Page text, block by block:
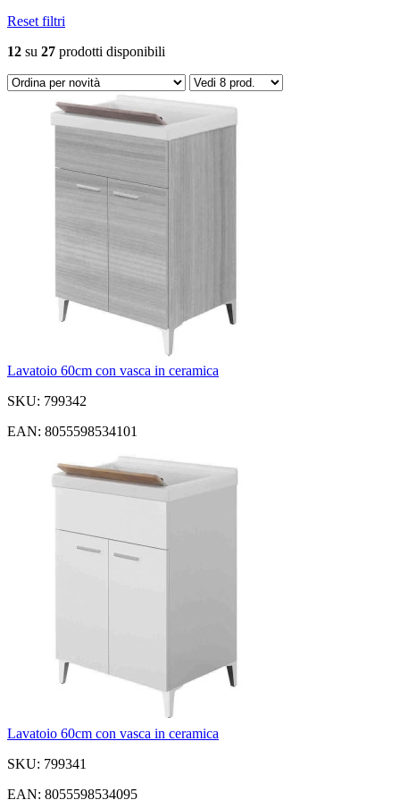
Reset filtri
12 su 27 prodotti disponibili
Lavatoio 60cm con vasca in ceramica
SKU: 799342
EAN: 8055598534101
Lavatoio 60cm con vasca in ceramica
SKU: 799341
EAN: 8055598534095